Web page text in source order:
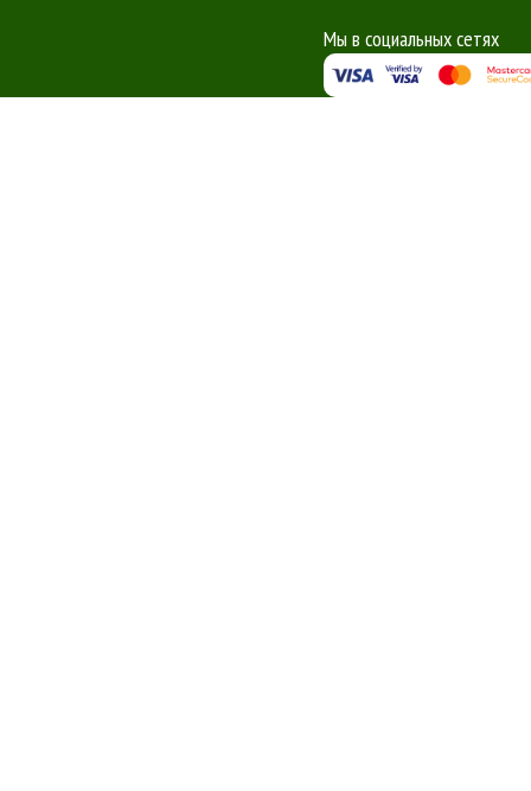
Мы в социальных сетях